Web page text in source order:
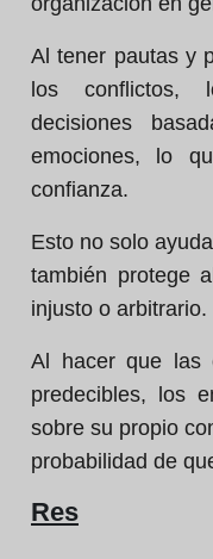
Al tener pautas y
los conflictos,
decisiones
emociones, lo
confianza.
Esto no solo
también protege
injusto o arbitrario.
Al hacer que las
predecibles, los
sobre su propio
probabilidad de
Res